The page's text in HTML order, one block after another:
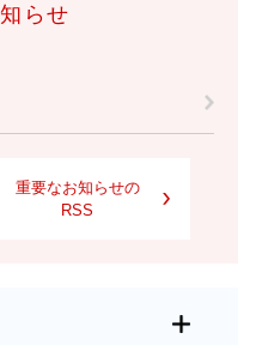
らせ
重要なお知らせの
RSS